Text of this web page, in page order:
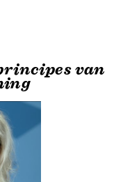
van